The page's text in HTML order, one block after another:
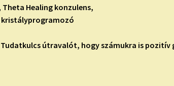
Healing konzulens,
kristályprogramozó
Tudatkulcs útravalót, hogy számukra is